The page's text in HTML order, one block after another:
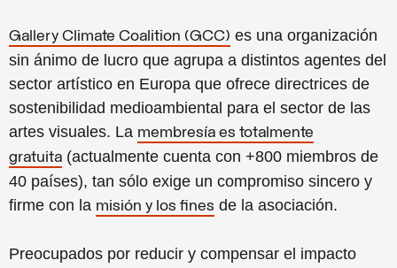
Gallery Climate Coalition (GCC) es una organización
sin ánimo de lucro que agrupa a distintos agentes del
sector artístico en Europa que ofrece directrices de
sostenibilidad medioambiental para el sector de las
artes visuales. La membresía es totalmente
gratuita (actualmente cuenta con +800 miembros de
40 países), tan sólo exige un compromiso sincero y
firme con la misión y los fines de la asociación.
Preocupados por reducir y compensar el impacto